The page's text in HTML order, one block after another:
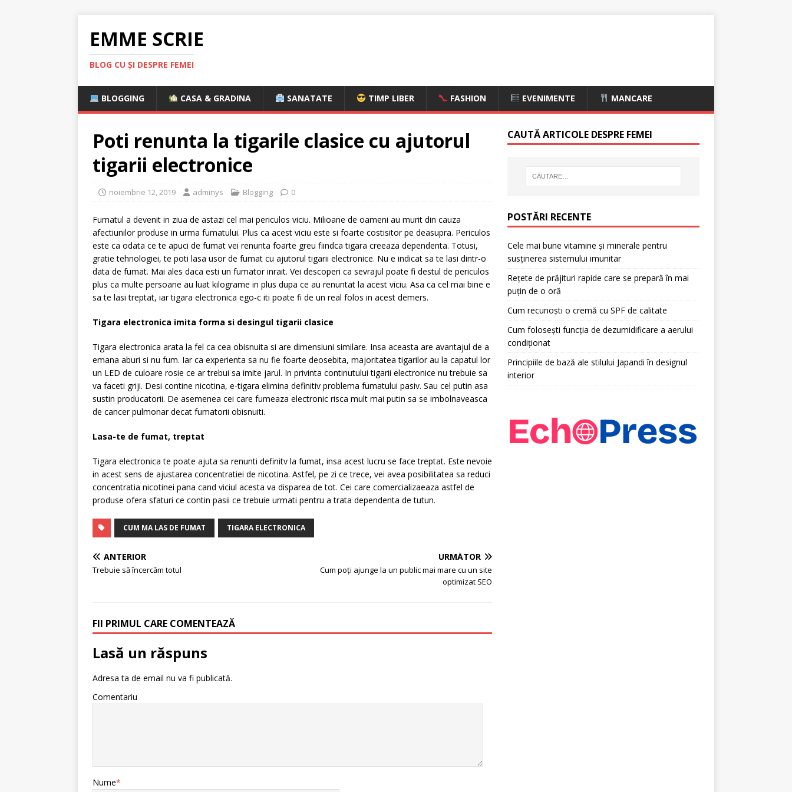
EMME SCRIE
BLOG CU ȘI DESPRE FEMEI
BLOGGING CASA & GRADINA SANATATE TIMP LIBER FASHION EVENIMENTE MANCARE
Poti renunta la tigarile clasice cu ajutorul
tigarii electronice
noiembrie 12, 2019 adminys Blogging 0
Fumatul a devenit in ziua de astazi cel mai periculos viciu. Milioane de oameni au murit din cauza
afectiunilor produse in urma fumatului. Plus ca acest viciu este si foarte costisitor pe deasupra. Periculos
este ca odata ce te apuci de fumat vei renunta foarte greu fiindca tigara creeaza dependenta. Totusi,
gratie tehnologiei, te poti lasa usor de fumat cu ajutorul tigarii electronice. Nu e indicat sa te lasi dintr-o
data de fumat. Mai ales daca esti un fumator inrait. Vei descoperi ca sevrajul poate fi destul de periculos
plus ca multe persoane au luat kilograme in plus dupa ce au renuntat la acest viciu. Asa ca cel mai bine e
sa te lasi treptat, iar tigara electronica ego-c iti poate fi de un real folos in acest demers.
Tigara electronica imita forma si desingul tigarii clasice
Tigara electronica arata la fel ca cea obisnuita si are dimensiuni similare. Insa aceasta are avantajul de a
emana aburi si nu fum. Iar ca experienta sa nu fie foarte deosebita, majoritatea tigarilor au la capatul lor
un LED de culoare rosie ce ar trebui sa imite jarul. In privinta continutului tigarii electronice nu trebuie sa
va faceti griji. Desi contine nicotina, e-tigara elimina definitiv problema fumatului pasiv. Sau cel putin asa
sustin producatorii. De asemenea cei care fumeaza electronic risca mult mai putin sa se imbolnaveasca
de cancer pulmonar decat fumatorii obisnuiti.
Lasa-te de fumat, treptat
Tigara electronica te poate ajuta sa renunti definitv la fumat, insa acest lucru se face treptat. Este nevoie
in acest sens de ajustarea concentratiei de nicotina. Astfel, pe zi ce trece, vei avea posibilitatea sa reduci
concentratia nicotinei pana cand viciul acesta va disparea de tot. Cei care comercializaeaza astfel de
produse ofera sfaturi ce contin pasii ce trebuie urmati pentru a trata dependenta de tutun.
CUM MA LAS DE FUMAT TIGARA ELECTRONICA
ANTERIOR
Trebuie să încercăm totul
URMĂTOR
Cum poți ajunge la un public mai mare cu un site
optimizat SEO
FII PRIMUL CARE COMENTEAZĂ
Lasă un răspuns
Adresa ta de email nu va fi publicată.
Comentariu
Nume*
CAUTĂ ARTICOLE DESPRE FEMEI
POSTĂRI RECENTE
Cele mai bune vitamine și minerale pentru
susținerea sistemului imunitar
Rețete de prăjituri rapide care se prepară în mai
puțin de o oră
Cum recunoști o cremă cu SPF de calitate
Cum folosești funcția de dezumidificare a aerului
condiționat
Principiile de bază ale stilului Japandi în designul
interior